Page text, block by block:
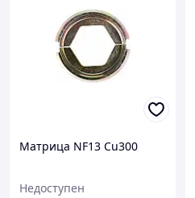
Матрица NF13 Cu300
Недоступен